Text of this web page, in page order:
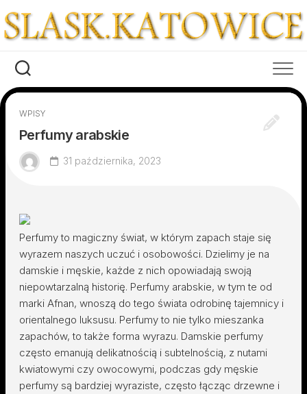
to
content
WPISY
Perfumy arabskie
31 października, 2023
Perfumy to magiczny świat, w którym zapach staje się
wyrazem naszych uczuć i osobowości. Dzielimy je na
damskie i męskie, każde z nich opowiadają swoją
niepowtarzalną historię. Perfumy arabskie, w tym te od
marki Afnan, wnoszą do tego świata odrobinę tajemnicy i
orientalnego luksusu. Perfumy to nie tylko mieszanka
zapachów, to także forma wyrazu. Damskie perfumy
często emanują delikatnością i subtelnością, z nutami
kwiatowymi czy owocowymi, podczas gdy męskie
perfumy są bardziej wyraziste, często łącząc drzewne i